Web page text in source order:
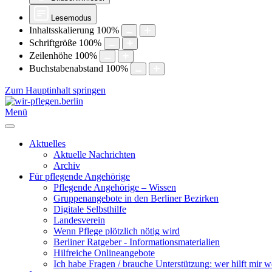
Lesemodus
Inhaltsskalierung 100%
Schriftgröße 100%
Zeilenhöhe 100%
Buchstabenabstand 100%
Zum Hauptinhalt springen
Menü
Aktuelles
Aktuelle Nachrichten
Archiv
Für pflegende Angehörige
Pflegende Angehörige – Wissen
Gruppenangebote in den Berliner Bezirken
Digitale Selbsthilfe
Landesverein
Wenn Pflege plötzlich nötig wird
Berliner Ratgeber - Informationsmaterialien
Hilfreiche Onlineangebote
Ich habe Fragen / brauche Unterstützung: wer hilft mir